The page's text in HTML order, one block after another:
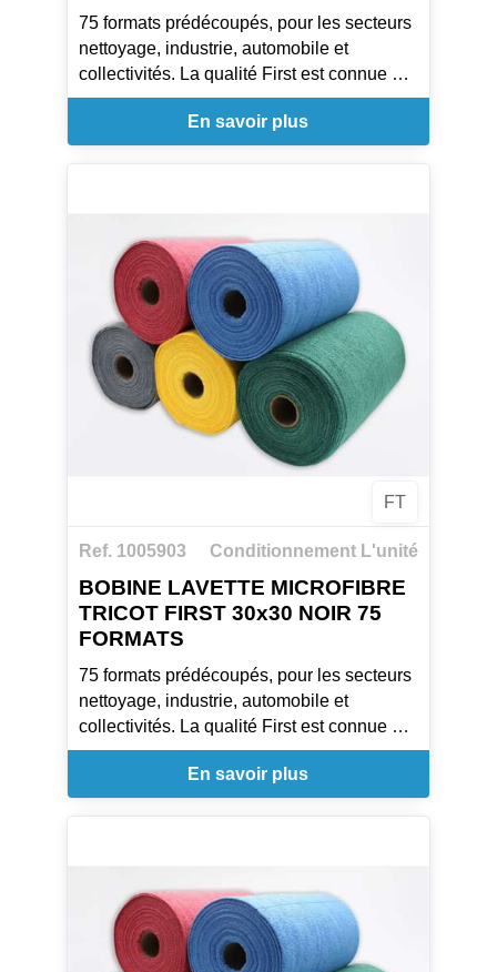
75 formats prédécoupés, pour les secteurs
nettoyage, industrie, automobile et
collectivités. La qualité First est connue et
appréciée avec ses 300 lavages en
machine et son absorption excellente qui
offrent une alternative parfaite aux bobines
En savoir plus
FT
Ref. 1005903 Conditionnement L'unité
BOBINE LAVETTE MICROFIBRE
TRICOT FIRST 30x30 NOIR 75
FORMATS
75 formats prédécoupés, pour les secteurs
nettoyage, industrie, automobile et
collectivités. La qualité First est connue et
appréciée avec ses 300 lavages en
machine et son absorption excellente qui
offrent une alternative parfaite aux bobines
En savoir plus